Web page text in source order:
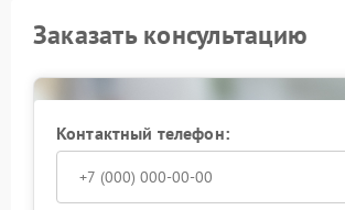
Заказать консультацию
Контактный телефон: